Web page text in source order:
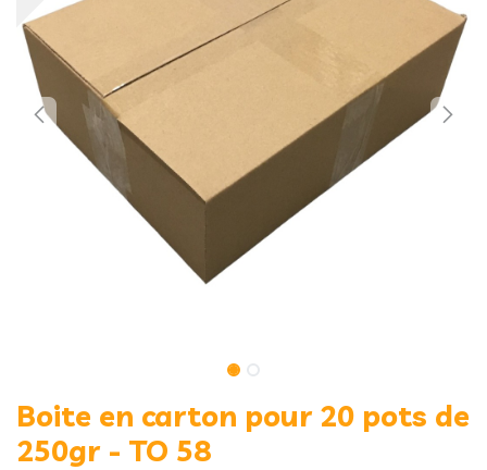
Boite en carton pour 20 pots de
250gr - TO 58